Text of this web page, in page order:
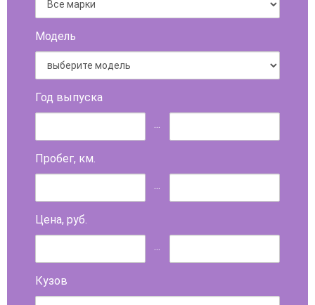
Модель
Год выпуска
...
Пробег, км.
...
Цена, руб.
...
Кузов